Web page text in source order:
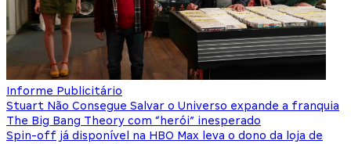
Informe Publicitário
Stuart Não Consegue Salvar o Universo expande a franquia
The Big Bang Theory com “herói” inesperado
Spin-off já disponível na HBO Max leva o dono da loja de